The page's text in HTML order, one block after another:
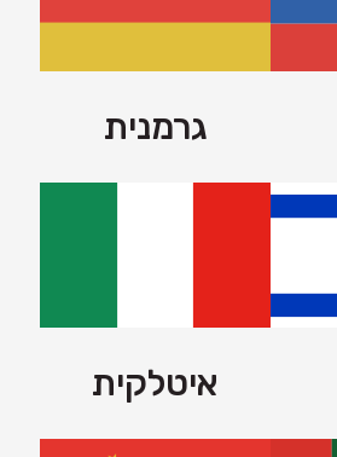
גרמנית
איטלקית